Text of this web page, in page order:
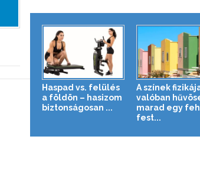
Haspad vs. felülés
a földön – hasizom
biztonságosan ...
A színek
valóban
marad egy
fest...